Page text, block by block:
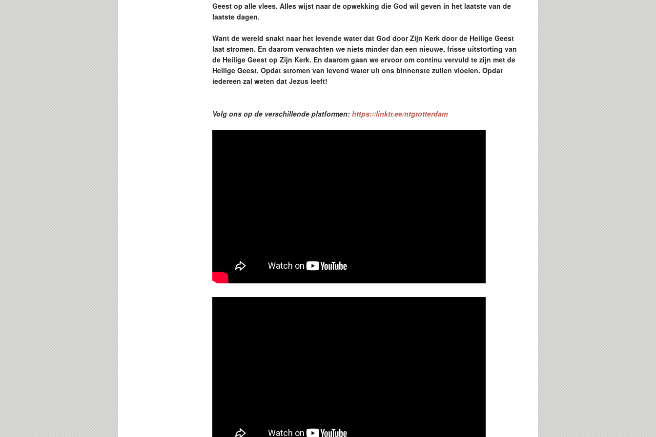
Geest op alle vlees. Alles wijst naar de opwekking die God wil geven in het laatste van de
laatste dagen.
Want de wereld snakt naar het levende water dat God door Zijn Kerk door de Heilige Geest
laat stromen. En daarom verwachten we niets minder dan een nieuwe, frisse uitstorting van
de Heilige Geest op Zijn Kerk. En daarom gaan we ervoor om continu vervuld te zijn met de
Heilige Geest. Opdat stromen van levend water uit ons binnenste zullen vloeien. Opdat
iedereen zal weten dat Jezus leeft!
Volg ons op de verschillende platformen: https://linktr.ee/ntgrotterdam